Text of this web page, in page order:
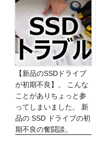
【新品のSSDドライブ
が初期不良】。 こんな
ことがありちょっと参
ってしまいました。 新
品の SSD ドライブの初
期不良の奮闘談。